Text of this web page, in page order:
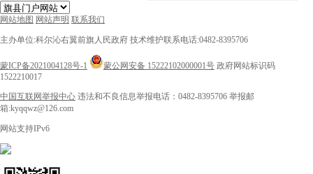
网站地图 网站声明 联系我们
主办单位:科尔沁右翼前旗人民政府 技术维护联系电话:0482-8395706
蒙ICP备2021004128号-1 蒙公网安备 15222102000001号 政府网站标识码
1522210017
中国互联网举报中心 违法和不良信息举报电话：0482-8395706 举报邮
箱:kyqqwz@126.com
网站支持IPv6